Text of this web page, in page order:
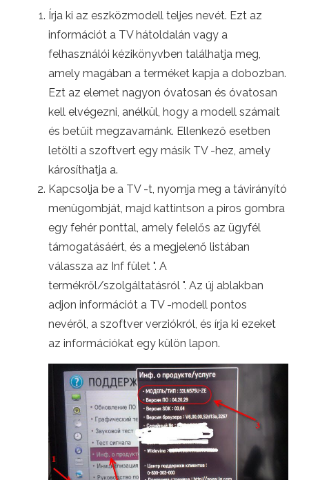
Írja ki az eszközmodell teljes nevét. Ezt az
információt a TV hátoldalán vagy a
felhasználói kézikönyvben találhatja meg,
amely magában a terméket kapja a dobozban.
Ezt az elemet nagyon óvatosan és óvatosan
kell elvégezni, anélkül, hogy a modell számait
és betűit megzavarnánk. Ellenkező esetben
letölti a szoftvert egy másik TV -hez, amely
károsíthatja a.
Kapcsolja be a TV -t, nyomja meg a távirányító
menügombját, majd kattintson a piros gombra
egy fehér ponttal, amely felelős az ügyfél
támogatásáért, és a megjelenő listában
válassza az Inf fület ". A
termékről/szolgáltatásról ". Az új ablakban
adjon információt a TV -modell pontos
nevéről, a szoftver verziókról, és írja ki ezeket
az információkat egy külön lapon.